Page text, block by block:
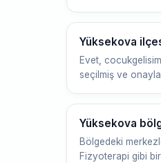
Yüksekova
Evet,
seçilmiş ve
Yüksekova
Bölgedeki
Fizyoterapi gibi